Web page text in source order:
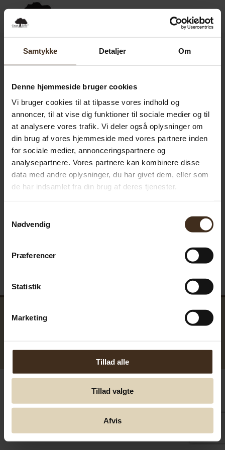
Samtykke Detaljer Om
Denne hjemmeside bruger cookies
Vi bruger cookies til at tilpasse vores indhold og
annoncer, til at vise dig funktioner til sociale medier og til
at analysere vores trafik. Vi deler også oplysninger om
din brug af vores hjemmeside med vores partnere inden
for sociale medier, annonceringspartnere og
analysepartnere. Vores partnere kan kombinere disse
data med andre oplysninger, du har givet dem, eller som
de har indsamlet fra din brug af deres tjenester.
Nødvendig
Præferencer
Statistik
Marketing
Tillad alle
Tillad valgte
Afvis
0,00SEK 0
© Greentools.dk 2017. Alla rättigheter förbehållna.